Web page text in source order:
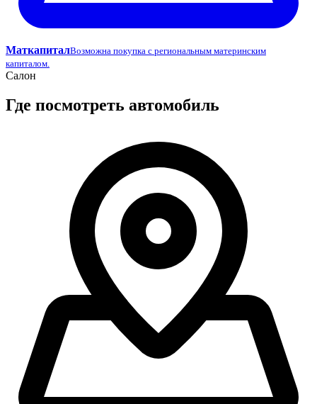
МаткапиталВозможна покупка с региональным материнским
капиталом.
Салон
Где посмотреть автомобиль